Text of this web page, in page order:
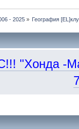
- 2025» География
-